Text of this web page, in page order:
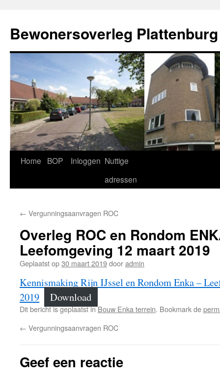
de
inhoud
Bewonersoverleg Plattenburg
Home BOP Inloggen Nuttige
adressen
← Vergunningsaanvragen ROC
Overleg ROC en Rondom
Leefomgeving 12 maart 2019
Geplaatst op30 maart 2019dooradmin
Kennismaking Rijn IJssel en Rondom Enka –
2019
Download
Dit bericht is geplaatst inBouw Enka terrein. Bookmark de
← Vergunningsaanvragen ROC
Geef een reactie